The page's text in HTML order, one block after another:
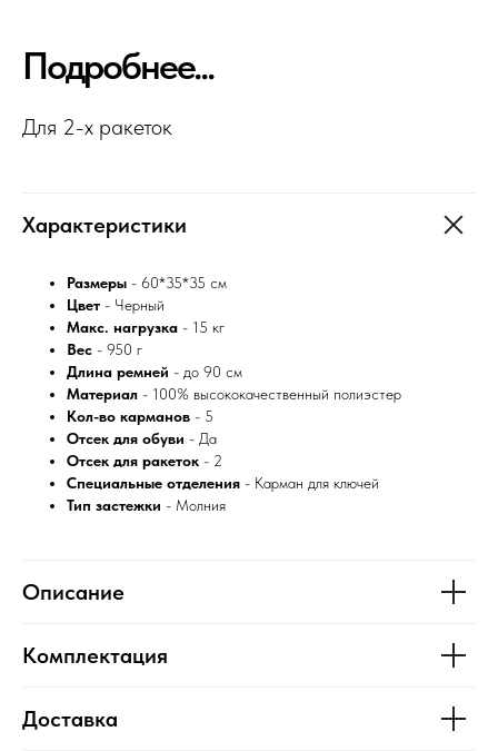
Подробнее...
Для 2-х ракеток
Характеристики
Размеры - 60*35*35 см
Цвет - Черный
Макс. нагрузка - 15 кг
Вес - 950 г
Длина ремней - до 90 см
Материал - 100% высококачественный полиэстер
Кол-во карманов - 5
Отсек для обуви - Да
Отсек для ракеток - 2
Специальные отделения - Карман для ключей
Тип застежки - Молния
Описание
Комплектация
Доставка